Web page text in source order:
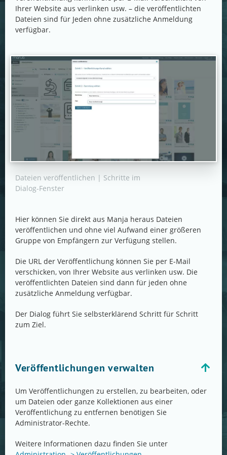
Ihrer Website aus verlinken usw. – die veröffentlichten
Dateien sind für Jeden ohne zusätzliche Anmeldung
verfügbar.
Dateien veröffentlichen | Schritte im
Dialog-Fenster
Hier können Sie direkt aus Manja heraus Dateien
veröffentlichen und ohne viel Aufwand einer größeren
Gruppe von Empfängern zur Verfügung stellen.
Die URL der Veröffentlichung können Sie per E-Mail
verschicken, von Ihrer Website aus verlinken usw. Die
veröffentlichten Dateien sind dann für jeden ohne
zusätzliche Anmeldung verfügbar.
Der Dialog führt Sie selbsterklärend Schritt für Schritt
zum Ziel.
Veröffentlichungen verwalten
Um Veröffentlichungen zu erstellen, zu bearbeiten, oder
um Dateien oder ganze Kollektionen aus einer
Veröffentlichung zu entfernen benötigen Sie
Administrator-Rechte.
Weitere Informationen dazu finden Sie unter